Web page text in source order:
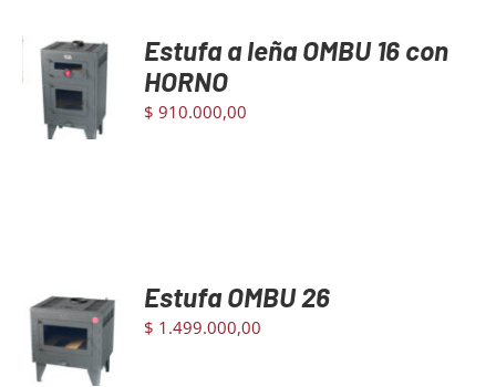
Mayoristas
Carrito
AGREGAR
AL
CARRITO
/
DETAILS
Estufa a leña OMBU 16 con
HORNO
$ 910.000,00
AGREGAR
AL
CARRITO
Estufa OMBU 26
$ 1.499.000,00